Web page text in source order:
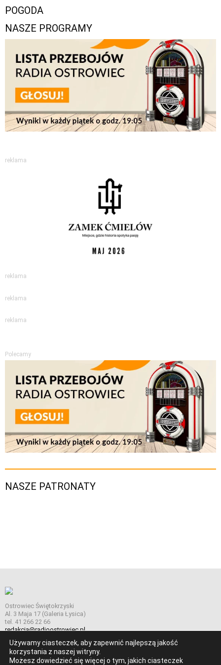
POGODA
NASZE PROGRAMY
reklama
reklama
reklama
reklama
Polecamy
NASZE PATRONATY
Ostrowiec Świętokrzyski
Al. 3 Maja 17 (Galeria Łysica)
tel. 41 266 22 66
redakcja@radioostrowiec.pl
Używamy ciasteczek, aby zapewnić najlepszą jakość
korzystania z naszej witryny.
Możesz dowiedzieć się więcej o tym, jakich ciasteczek